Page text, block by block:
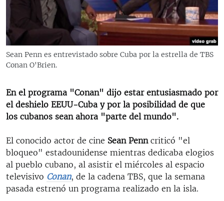
RADIO MARTÍ
ESPECIALES
ESPECIALES
LA REALIDAD DE LA VIVIENDA EN CUBA
KENTU-CUBANO
LOS SANTOS DE HIALEAH
LA INVASIÓN DE RUSIA A UCRANIA
MULTIMEDIA
EDITORIALES
SÍGUENOS
Sean Penn es entrevistado sobre Cuba por la estrella de TBS
Conan O'Brien.
En el programa "Conan" dijo estar entusiasmado por
el deshielo EEUU-Cuba y por la posibilidad de que
los cubanos sean ahora "parte del mundo".
El conocido actor de cine Sean Penncriticó "el
bloqueo" estadounidense mientras dedicaba elogios
al pueblo cubano, al asistir el miércoles al espacio
televisivo Conan, de la cadena TBS, que la semana
pasada estrenó un programa realizado en la isla.